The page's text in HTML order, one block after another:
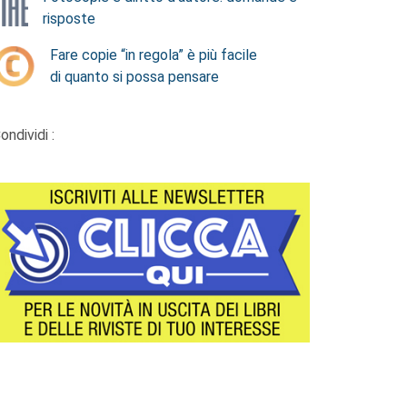
risposte
Fare copie “in regola” è più facile
di quanto si possa pensare
: